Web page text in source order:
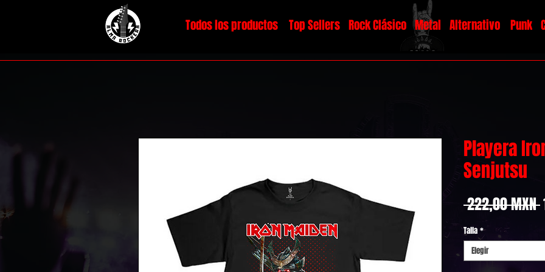
Top Sellers Rock Clásico Metal Alternativo Punk
Todos los productos
Playera
Senjutsu
222,00 MXN
Talla *
Elegir